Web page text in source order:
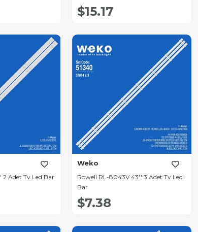
$15.17
2 Adet Tv Led Bar
Weko
Rowell RL-8043V 43'' 3 Adet Tv Led
Bar
$7.38